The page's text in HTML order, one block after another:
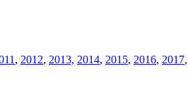
, 2012, 2013, 2014, 2015, 2016, 2017